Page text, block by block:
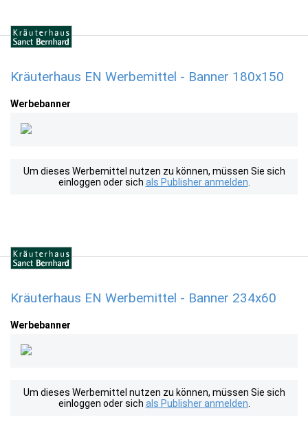
Kräuterhaus EN Werbemittel - Banner 180x150
Werbebanner
Um dieses Werbemittel nutzen zu können, müssen Sie sich
einloggen oder sich als Publisher anmelden
Kräuterhaus EN Werbemittel - Banner 234x60
Werbebanner
Um dieses Werbemittel nutzen zu können, müssen Sie sich
einloggen oder sich als Publisher anmelden